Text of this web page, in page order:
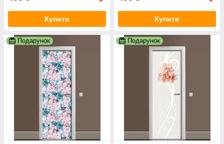
Купити Купити
Подарунок Подарунок